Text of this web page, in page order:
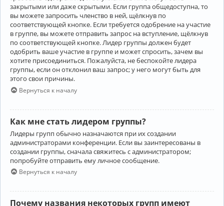
закрытыми или даже скрытыми. Если группа общедоступна, то
вы можете запросить членство в ней, щёлкнув по
соответствующей кнопке. Если требуется одобрение на участие
в группе, вы можете отправить запрос на вступление, щёлкнув
по соответствующей кнопке. Лидер группы должен будет
одобрить ваше участие в группе и может спросить, зачем вы
хотите присоединиться. Пожалуйста, не беспокойте лидера
группы, если он отклонил ваш запрос; у него могут быть для
этого свои причины.
Вернуться к началу
Как мне стать лидером группы?
Лидеры групп обычно назначаются при их создании
администраторами конференции. Если вы заинтересованы в
создании группы, сначала свяжитесь с администратором;
попробуйте отправить ему личное сообщение.
Вернуться к началу
Почему названия некоторых групп имеют